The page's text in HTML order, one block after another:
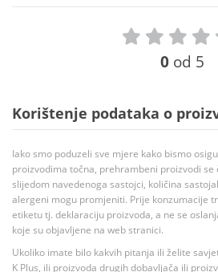
0 od 5
Korištenje podataka o
Iako smo poduzeli sve mjere kako bismo
proizvodima točna, prehrambeni proizvodi se
slijedom navedenoga sastojci, količina
alergeni mogu promjeniti. Prije konzumacije
etiketu tj. deklaraciju proizvoda, a ne se
koje su objavljene na web stranici.
Ukoliko imate bilo kakvih pitanja ili želite
K Plus, ili proizvoda drugih dobavljača ili